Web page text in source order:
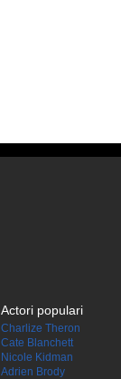
Actori populari
Charlize Theron
Cate Blanchett
Nicole Kidman
Adrien Brody